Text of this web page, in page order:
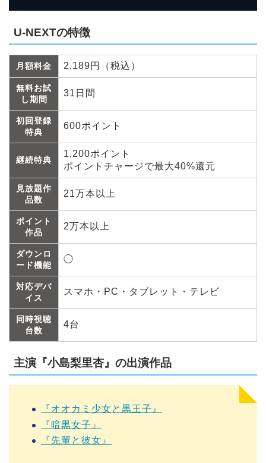
U-NEXTの特徴
月額料金 2,189円（税込）
無料お試
し期間
31日間
初回登録
特典
600ポイント
継続特典
1,200ポイント
ポイントチャージで最大40%還元
見放題作
品数
21万本以上
ポイント
作品
2万本以上
ダウンロ
ード機能
◯
対応デバ
イス
スマホ・PC・タブレット・テレビ
同時視聴
台数
4台
主演『小島梨里杏』の出演作品
『オオカミ少女と黒王子』
『暗黒女子』
『先輩と彼女』